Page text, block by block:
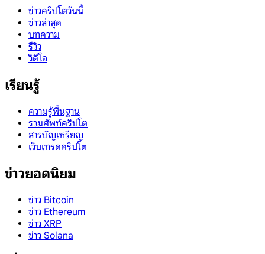
ข่าวคริปโตวันนี้
ข่าวล่าสุด
บทความ
รีวิว
วิดีโอ
เรียนรู้
ความรู้พื้นฐาน
รวมศัพท์คริปโต
สารบัญเหรียญ
เว็บเทรดคริปโต
ข่าวยอดนิยม
ข่าว Bitcoin
ข่าว Ethereum
ข่าว XRP
ข่าว Solana